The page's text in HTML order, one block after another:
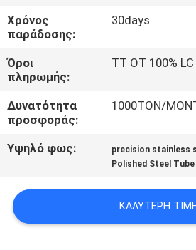
ΜΑΣ
ΕΛΆΤΕ
ΣΕ
ΕΠΑΦΉ
ΜΕ
ΈΝΑ
ΑΠΌΣΠΑΣΜΑ
Χρόνος
παράδοσης:
30days
Όροι
πληρωμής:
TT OT 100%
Δυνατότητα
προσφοράς:
1000TON/
Υψηλό φως: precision stainless
Polished Steel Tube
ΚΑΛΎΤΕΡΗ